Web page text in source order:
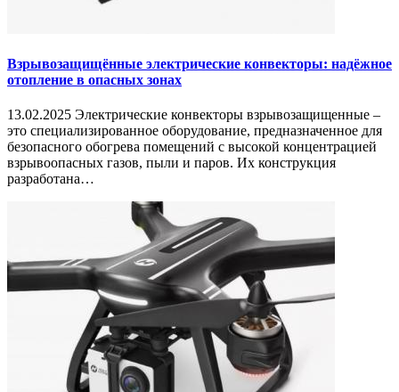
Взрывозащищённые электрические конвекторы: надёжное
отопление в опасных зонах
13.02.2025 Электрические конвекторы взрывозащищенные –
это специализированное оборудование, предназначенное для
безопасного обогрева помещений с высокой концентрацией
взрывоопасных газов, пыли и паров. Их конструкция
разработана…